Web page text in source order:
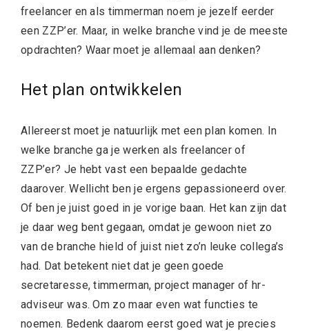
freelancer en als timmerman noem je jezelf eerder
een ZZP’er. Maar, in welke branche vind je de meeste
opdrachten? Waar moet je allemaal aan denken?
Het plan ontwikkelen
Allereerst moet je natuurlijk met een plan komen. In
welke branche ga je werken als freelancer of
ZZP’er? Je hebt vast een bepaalde gedachte
daarover. Wellicht ben je ergens gepassioneerd over.
Of ben je juist goed in je vorige baan. Het kan zijn dat
je daar weg bent gegaan, omdat je gewoon niet zo
van de branche hield of juist niet zo’n leuke collega’s
had. Dat betekent niet dat je geen goede
secretaresse, timmerman, project manager of hr-
adviseur was. Om zo maar even wat functies te
noemen. Bedenk daarom eerst goed wat je precies